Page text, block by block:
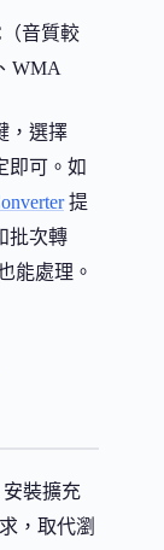
音質較
WMA
，選擇
即可。如
提
批次轉
能處理。
裝擴充
，取代瀏